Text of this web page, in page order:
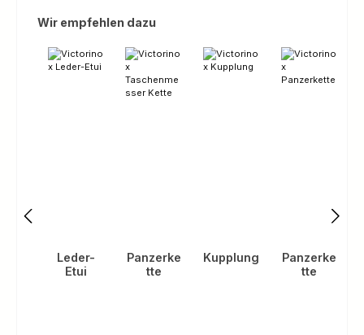
Produktgalerie überspringen
Wir empfehlen dazu
Leder-
Etui
Panzerke
tte
Kupplung
Panzerke
tte